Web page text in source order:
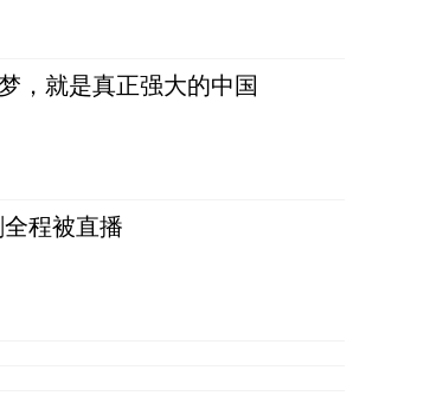
，就是真正强大的中国
程被直播